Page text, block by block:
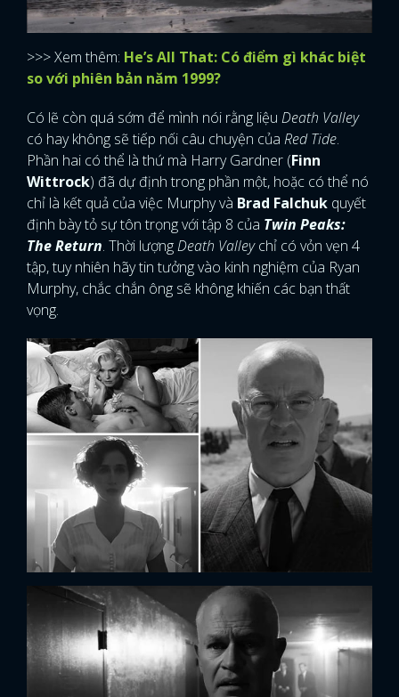
>>> Xem thêm: He’s All That: Có điểm gì khác biệt
so với phiên bản năm 1999?
Có lẽ còn quá sớm để mình nói rằng liệu Death Valley
có hay không sẽ tiếp nối câu chuyện của Red Tide.
Phần hai có thể là thứ mà Harry Gardner (Finn
Wittrock) đã dự định trong phần một, hoặc có thể nó
chỉ là kết quả của việc Murphy và Brad Falchuk quyết
định bày tỏ sự tôn trọng với tập 8 của Twin Peaks:
The Return. Thời lượngDeath Valleychỉ có vỏn vẹn 4
tập, tuy nhiên hãy tin tưởng vào kinh nghiệm của Ryan
Murphy, chắc chắn ông sẽ không khiến các bạn thất
vọng.